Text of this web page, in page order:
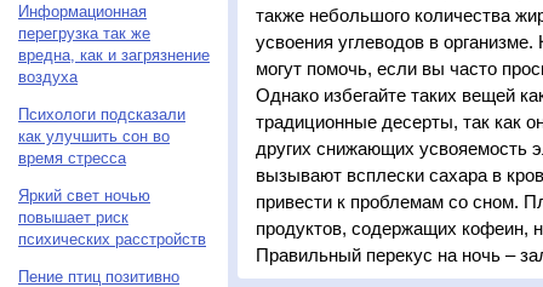
Информационная
перегрузка так же
вредна, как и загрязнение
воздуха
Психологи подсказали
как улучшить сон во
время стресса
Яркий свет ночью
повышает риск
психических расстройств
Пение птиц позитивно
также небольшого количества
усвоения углеводов в
могут помочь, если вы часто
Однако избегайте таких вещей
традиционные десерты, так как
других снижающих усвояемость
вызывают всплески сахара в
привести к проблемам со сном.
продуктов, содержащих кофеин,
Правильный перекус на ночь –